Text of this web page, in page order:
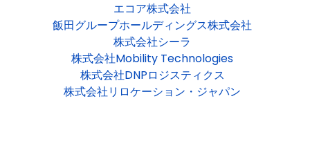
エコア株式会社
飯田グループホールディングス株式会社
株式会社シーラ
株式会社Mobility Technologies
株式会社DNPロジスティクス
株式会社リロケーション・ジャパン